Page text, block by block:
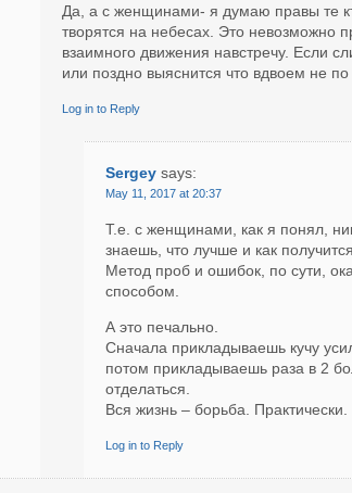
Да, а с женщинами- я думаю правы те
творятся на небесах. Это невозможно
взаимного движения навстречу. Если
или поздно выяснится что вдвоем не по
Log in to Reply
Sergey says:
May 11, 2017 at 20:37
Т.е. с женщинами, как я понял,
знаешь, что лучше и как получится.
Метод проб и ошибок, по сути,
способом.
А это печально.
Сначала прикладываешь кучу
потом прикладываешь раза в 2
отделаться.
Вся жизнь – борьба. Практически.
Log in to Reply